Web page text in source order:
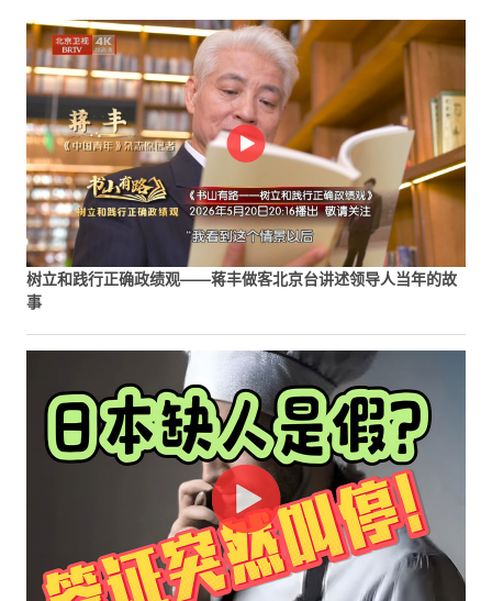
树立和践行正确政绩观——蒋丰做客北京台讲述领导人当年的故
事